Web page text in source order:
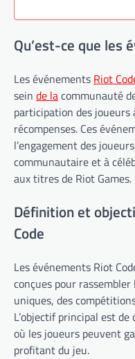
Qu’est-ce que les
Les événements Riot
sein de lacommunauté
participation des
récompenses. Ces
l’engagement des
communautaire et à
aux titres de Riot Games.
Définition et
Code
Les événements Riot
conçues pour
uniques, des
L’objectif principal est
où les joueurs peuvent
profitant du jeu.